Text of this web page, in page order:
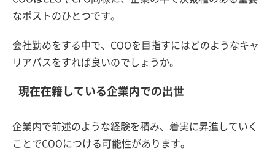
なポストのひとつです。
会社勤めをする中で、COOを目指すにはどのようなキャ
リアパスをすれば良いのでしょうか。
現在在籍している企業内での出世
企業内で前述のような経験を積み、着実に昇進していく
ことでCOOにつける可能性があります。